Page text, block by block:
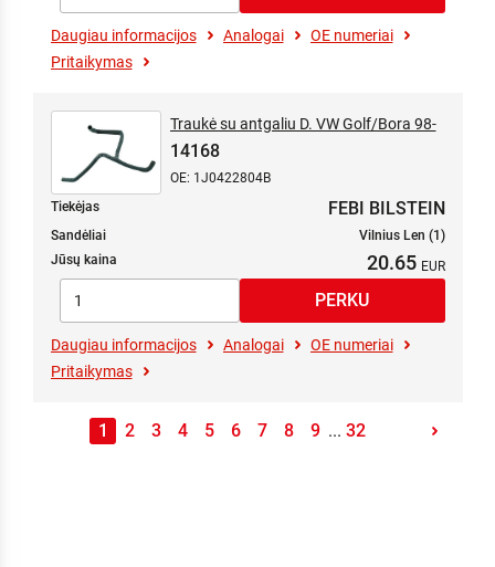
Daugiau informacijos Analogai
OE numeriai
Pritaikymas
Traukė su antgaliu D. VW Golf/Bora 98-
14168
OE: 1J0422804B
Tiekėjas
FEBI BILSTEIN
Sandėliai
Vilnius Len (1)
Jūsų kaina
20.65
Daugiau informacijos Analogai
OE numeriai
Pritaikymas
1 2 3 4 5 6 7 8 9 ... 32